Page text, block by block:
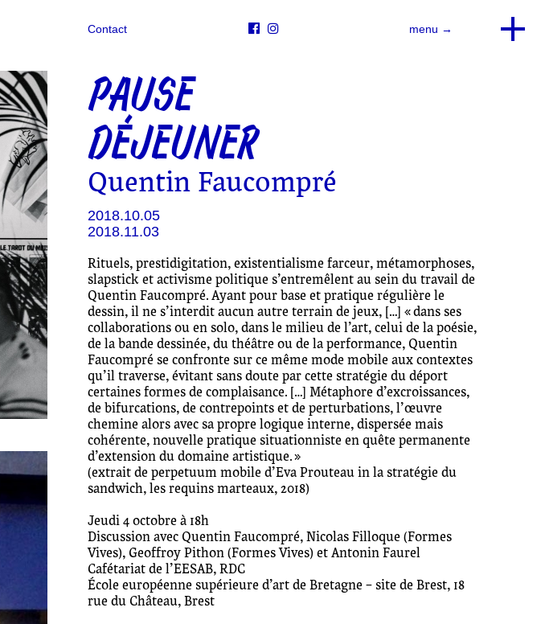
Contact   menu →
PAUSE
DÉJEUNER
Quentin Faucompré
2018.10.05
2018.11.03
Rituels, prestidigitation, existentialisme farceur, métamorphoses,
slapstick et activisme politique s’entremêlent au sein du travail de
Quentin Faucompré. Ayant pour base et pratique régulière le
dessin, il ne s’interdit aucun autre terrain de jeux, […] « dans ses
collaborations ou en solo, dans le milieu de l’art, celui de la poésie,
de la bande dessinée, du théâtre ou de la performance, Quentin
Faucompré se confronte sur ce même mode mobile aux contextes
qu’il traverse, évitant sans doute par cette stratégie du déport
certaines formes de complaisance. […] Métaphore d’excroissances,
de bifurcations, de contrepoints et de perturbations, l’œuvre
chemine alors avec sa propre logique interne, dispersée mais
cohérente, nouvelle pratique situationniste en quête permanente
d’extension du domaine artistique. »
(extrait de perpetuum mobile d’Eva Prouteau in la stratégie du
sandwich, les requins marteaux, 2018)
Jeudi 4 octobre à 18h
Discussion avec Quentin Faucompré, Nicolas Filloque (Formes
Vives), Geoffroy Pithon (Formes Vives) et Antonin Faurel
Cafétariat de l’EESAB, RDC
École européenne supérieure d’art de Bretagne – site de Brest, 18
rue du Château, Brest